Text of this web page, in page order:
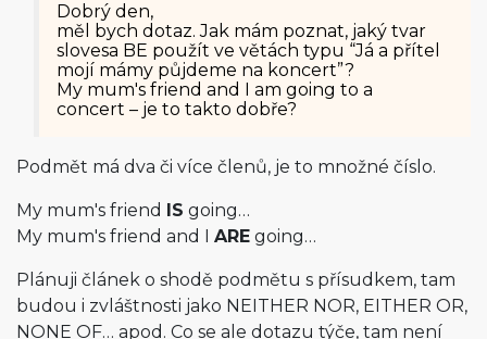
Dobrý den,
měl bych dotaz. Jak mám poznat, jaký tvar
slovesa BE použít ve větách typu “Já a přítel
mojí mámy půjdeme na koncert”?
My mum's friend and I am going to a
concert – je to takto dobře?
Podmět má dva či více členů, je to množné číslo.
My mum's friend IS going…
My mum's friend and I ARE going…
Plánuji článek o shodě podmětu s přísudkem, tam
budou i zvláštnosti jako NEITHER NOR, EITHER OR,
NONE OF… apod. Co se ale dotazu týče, tam není